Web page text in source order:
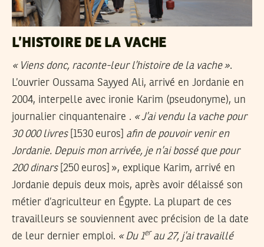
L’HISTOIRE DE LA VACHE
« Viens donc, raconte-leur l’histoire de la vache ».
L’ouvrier Oussama Sayyed Ali, arrivé en Jordanie en
2004, interpelle avec ironie Karim (pseudonyme), un
journalier cinquantenaire . «J’ai vendu la vache pour
30 000 livres[1530 euros] afin de pouvoir venir en
Jordanie. Depuis mon arrivée, je n’ai bossé que pour
200 dinars[250 euros] », explique Karim, arrivé en
Jordanie depuis deux mois, après avoir délaissé son
métier d’agriculteur en Égypte. La plupart de ces
travailleurs se souviennent avec précision de la date
de leur dernier emploi. « Du 1er au 27, j’ai travaillé